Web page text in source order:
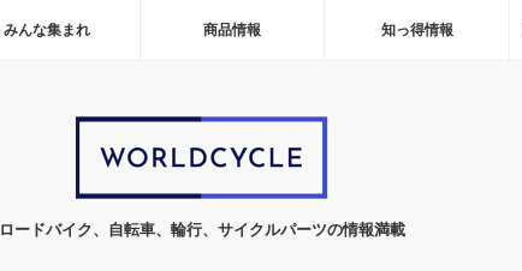
みんな集まれ 商品情報 知っ得情報
ロードバイク、自転車、輪行、サイクルパーツの情報満載